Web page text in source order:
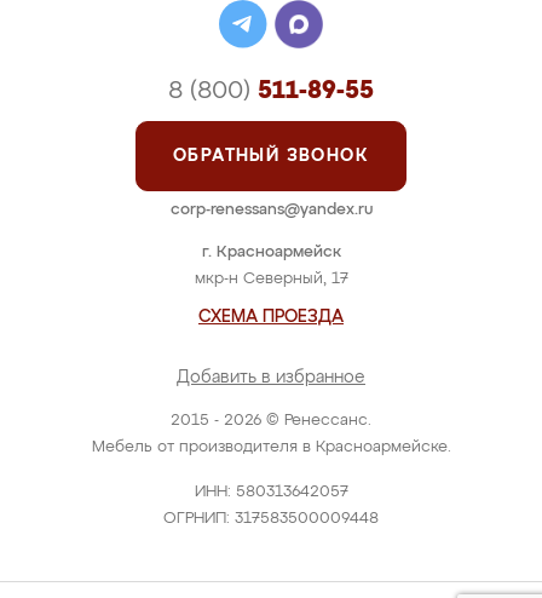
2015 - 2026 © Ренессанс.
Мебель от производителя в Красноармейске.
ИНН: 580313642057
ОГРНИП: 317583500009448
г. Красноармейск
мкр-н Северный, 17
СХЕМА ПРОЕЗДА
Добавить в избранное
8 (800) 511-89-55
ОБРАТНЫЙ ЗВОНОК
corp-renessans@yandex.ru